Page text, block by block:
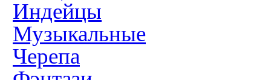
Индейцы
Музыкальные
Черепа